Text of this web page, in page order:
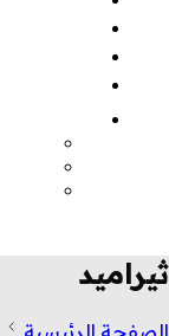
ثيراميد
الصفحة الرئيسية